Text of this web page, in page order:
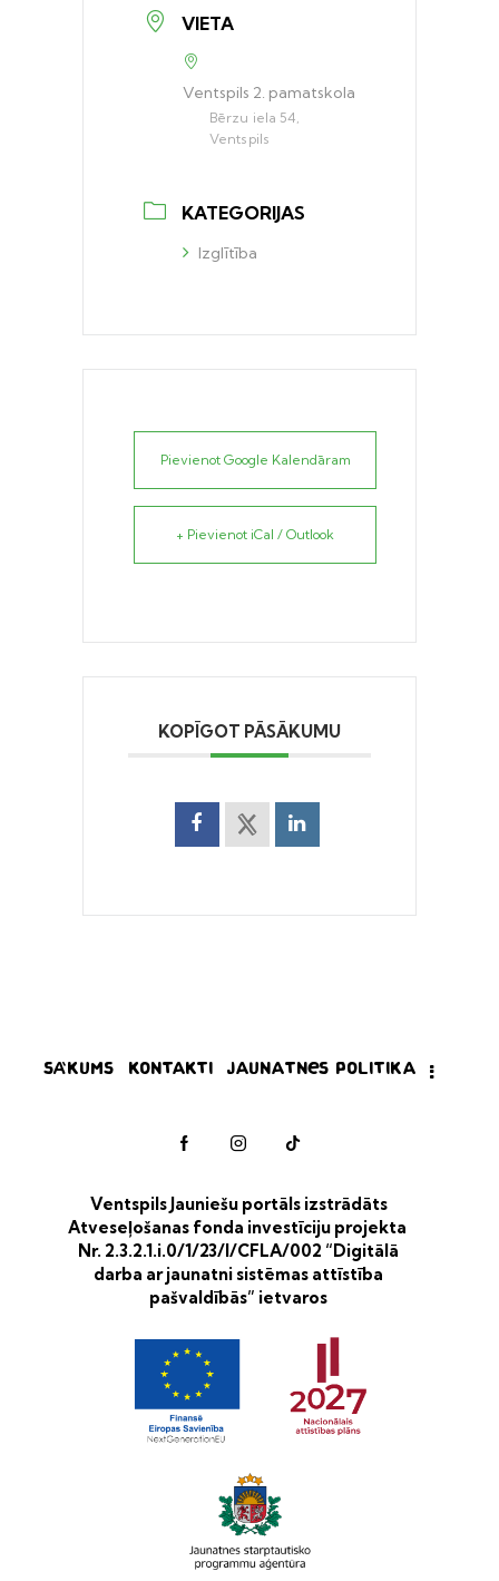
VIETA
Ventspils 2. pamatskola
Bērzu iela 54,
Ventspils
KATEGORIJAS
Izglītība
Pievienot Google Kalendāram
+ Pievienot iCal / Outlook
KOPĪGOT PĀSĀKUMU
Sākums Kontakti Jaunatnes politika
Ventspils Jauniešu portāls izstrādāts
Atveseļošanas fonda investīciju projekta
Nr. 2.3.2.1.i.0/1/23/I/CFLA/002 “Digitālā
darba ar jaunatni sistēmas attīstība
pašvaldībās” ietvaros